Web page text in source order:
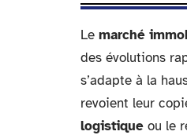
Le marché
des évolutions
s’adapte à la
revoient leur
logistique ou le